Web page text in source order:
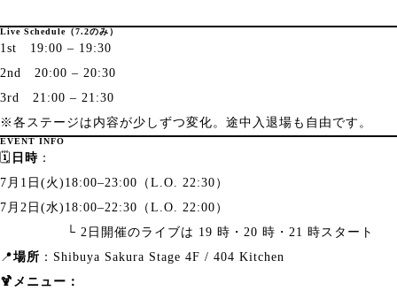
Live Schedule（7.2のみ）
1st 19:00 – 19:30
2nd 20:00 – 20:30
3rd 21:00 – 21:30
※各ステージは内容が少しずつ変化。途中入退場も自由です。
EVENT INFO
🗓️ 日時 ：
7月1日(火)18:00–23:00（L.O. 22:30）
7月2日(水)18:00–22:30（L.O. 22:00）
└ 2日開催のライブは 19 時・20 時・21 時スタート
📍場所 ：Shibuya Sakura Stage 4F / 404 Kitchen
🍹メニュー：